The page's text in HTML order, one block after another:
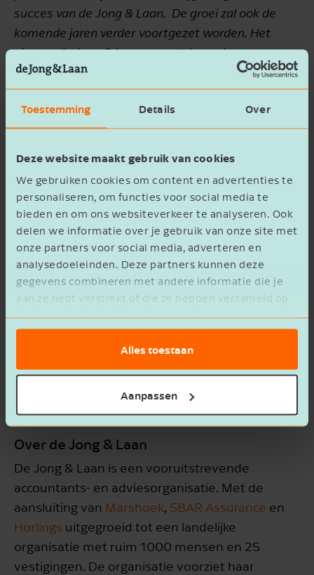
Toestemming Details Over
Deze website maakt gebruik van cookies
We gebruiken cookies om content en advertenties te
personaliseren, om functies voor social media te
bieden en om ons websiteverkeer te analyseren. Ook
delen we informatie over je gebruik van onze site met
onze partners voor social media, adverteren en
analysedoeleinden. Deze partners kunnen deze
gegevens combineren met andere informatie die je
aan ze hebt verstrekt of die ze hebben verzameld op
basis van het gebruik van hun services.
Alles toestaan
Aanpassen
succes van de Jong & Laan. De groei zal ook de
komende jaren verder voortgezet worden. Het
nieuwe de Jong & Laan vraagt dan ook om een
bestuursmodel met een bredere directie met
aanvullende expertise en ervaring in het leiden van
een dynamische partnerorganisatie."
kantorennetwerk, bestaat de opdracht van het
nieuwe directieteam uit de voortdurende
versterking van kwaliteit, verbreding en
verdieping van het aanbod, en verdere
integratie van huidige en nieuwe collega’s
binnen de mensgerichte cultuur van de Jong &
Laan.
De nieuwe directie zal naar verwachting voor de
activiteiten bij de accountants hierbij te allen
Over de Jong & Laan
De Jong & Laan is een vooruitstrevende
accountants- en adviesorganisatie. Met de
aansluiting van Marshoek, 5BAR Assurance en
Horlings uitgegroeid tot een landelijke
organisatie met ruim 1000 mensen en 25
vestigingen. De organisatie voorziet haar